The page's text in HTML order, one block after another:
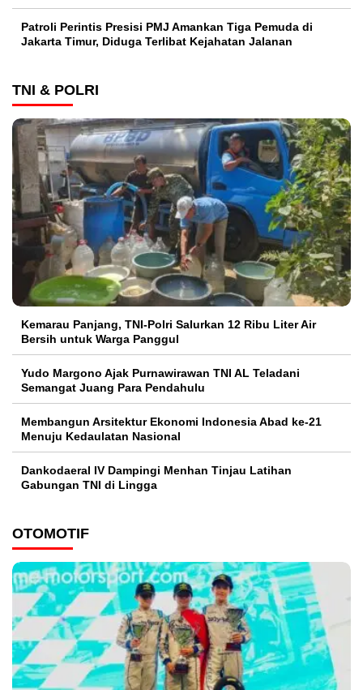
Patroli Perintis Presisi PMJ Amankan Tiga Pemuda di
Jakarta Timur, Diduga Terlibat Kejahatan Jalanan
TNI & POLRI
Kemarau Panjang, TNI-Polri Salurkan 12 Ribu Liter Air
Bersih untuk Warga Panggul
Yudo Margono Ajak Purnawirawan TNI AL Teladani
Semangat Juang Para Pendahulu
Membangun Arsitektur Ekonomi Indonesia Abad ke-21
Menuju Kedaulatan Nasional
Dankodaeral IV Dampingi Menhan Tinjau Latihan
Gabungan TNI di Lingga
OTOMOTIF